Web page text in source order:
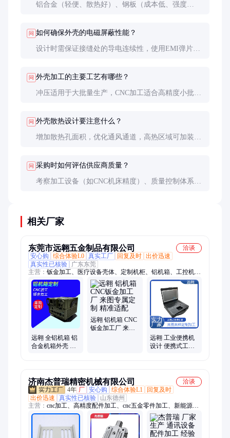
铝合金（轻便、散热好）、钢板（成本低、强度
问 如何确保外壳的电磁屏蔽性能？
设计时需保证接缝处的导电连续性，使用EMI弹片或
问 外壳加工的主要工艺有哪些？
冲压适用于大批量生产，CNC加工适合高精度小批
问 外壳散热设计要注意什么？
增加散热孔面积，优化通风通道，高热区域可加装散
问 采购时如何评估供应商质量？
考察加工设备（如CNC机床精度）、质量控制体系
相关厂家
东莞市远翱五金制品有限公司
洽谈
安心购
综合体验L0 真实工厂 回复及时 出价迅速
真实性已核验
广东东莞
主营： 钣金加工、医疗设备壳体、定制机柜、铝机箱、工控机
箱、钣金机箱、工控机箱定制、机箱机壳钣金加工、钣金CNC机
箱、仪器设备外壳、便携机箱、钣金铝机箱、铝型材机箱、仪器
外壳定制、铝机箱定制、仪器外壳加工、钣金外壳加工、便携机
箱定制、钣金设备外壳、自助终端机柜、ABS壳体加工、钣金机
柜、钣金机壳、工控箱、终端机柜
远翱 全铝机箱 铝
合金机箱外壳 来
远翱 铝机箱 CNC
钣金加工厂 来图
远翱 工业便携机
设计 便携式工业
济南杰普瑞精密机械有限公司
洽谈
4年 厂 安心购 综合体验L1
回复及时
出价迅速
真实性已核验
山东德州
主营： cnc加工、高精度配件加工、cnc五金零件加工、新能源电
源盒、非标零件定制、车床配件加工、精密零件加工、车铣零件
加工、精密零部件加工、五金零部件加工、车铣复合零件加工、
数控车床加工件、cnc机加工、航天零部件加工、五金零件加